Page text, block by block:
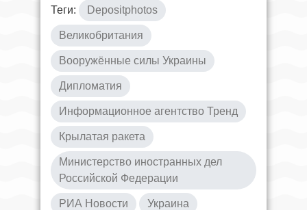
Теги: Depositphotos
Великобритания
Вооружённые силы Украины
Дипломатия
Информационное агентство Тренд
Крылатая ракета
Министерство иностранных дел
Российской Федерации
РИА Новости Украина